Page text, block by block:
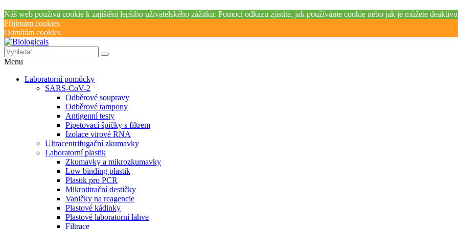
Náš web používá cookie k zajištění lepšího uživatelského zážitku. Pomocí odkazu zjistíte, jak používáme cookie nebo jak je můžete
Příjímám cookies
Odmítám cookies
Menu
Laboratorní pomůcky
SARS-CoV-2
Odběrové soupravy
Odběrové tampony
Antigenní testy
Pipetovací špičky s filtrem
Izolace virové RNA
Ultracentrifugační zkumavky
Laboratorní plastik
Zkumavky a mikrozkumavky
Low binding plastik
Plastik pro PCR
Mikrotitrační destičky
Vaničky na reagencie
Plastové kádinky
Plastové laboratorní lahve
Filtrace